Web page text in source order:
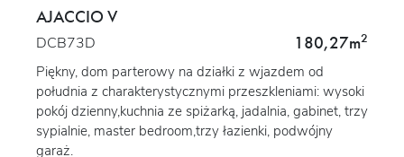
AJACCIO V
DCB73D 180,27m2
Piękny, dom parterowy na działki z wjazdem od
południa z charakterystycznymi przeszkleniami: wysoki
pokój dzienny,kuchnia ze spiżarką, jadalnia, gabinet, trzy
sypialnie, master bedroom,trzy łazienki, podwójny
garaż.